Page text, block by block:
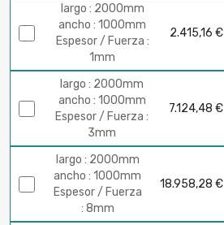
largo : 2000mm
ancho : 1000mm
Espesor / Fuerza :
1mm
2.415,16 €
largo : 2000mm
ancho : 1000mm
Espesor / Fuerza :
3mm
7.124,48 €
largo : 2000mm
ancho : 1000mm
Espesor / Fuerza
: 8mm
18.958,28 €